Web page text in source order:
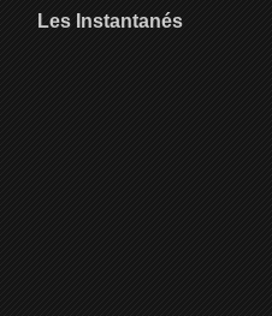
Les Instantanés